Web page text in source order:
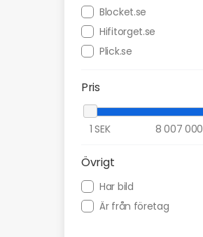
Blocket.se
Hifitorget.se
Plick.se
Pris
1 SEK 8 007 000
Övrigt
Har bild
Är från företag